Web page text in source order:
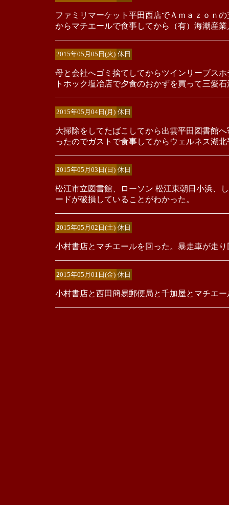
ファミリマーケット平田西店でＡｍａｚｏｎ
からマチエールで食事してから（有）海潮産
2015年05月05日(火) 休日
母と会社へゴミ捨てしてからツインリーブス
トホック塩冶店で夕食のおかずを買って三愛
2015年05月04日(月) 休日
大掃除をしてたばこしてから出雲平田図書館
ったのでガストで食事してからウェルネス湖
2015年05月03日(日) 休日
松江市立図書館、ローソン 松江東朝日小浜、
ードが破損していることがわかった。
2015年05月02日(土) 休日
小村書店とマチエールを回った。暴走車が走
2015年05月01日(金) 休日
小村書店と西田簡易郵便局と千加屋とマチエ